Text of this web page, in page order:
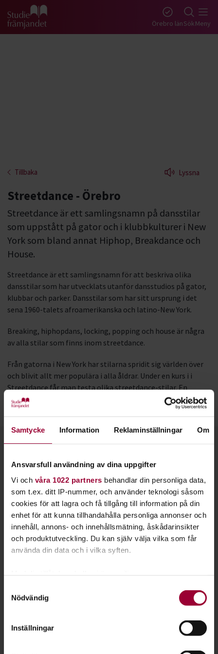
Samtycke Information Reklaminställningar Om
Ansvarsfull användning av dina uppgifter
Vi och våra 1022 partners behandlar din personliga data,
som t.ex. ditt IP-nummer, och använder teknologi såsom
cookies för att lagra och få tillgång till information på din
enhet för att kunna tillhandahålla personliga annonser och
innehåll, annons- och innehållsmätning, åskådarinsikter
och produktutveckling. Du kan själv välja vilka som får
använda din data och i vilka syften.
som kan ha en noggrannhet på upp till flera meter
Nödvändig
Inställningar
Gå till studiefrämjandets startsida Örebro länSökMeny
Tillbaka Lyssna
Streetdance - Örebro
Streetdance är ett samlingsnamn på dansstilar
som uppstått på gator och i klubbkulturer i New
York som bland annat Hiphop, Breakdance och
House.
Streetdance är ett samlingsnamn för att beskriva olika
dansstilar som har utvecklats utanför dansstudios på gator,
klubbar och parker. Dansstilar som har sitt ursprung i det
sena 1960-talets afroamerikanska och latino-New York.
Breaking, hiphopdans, locking, popping och house är några
av alla stilar som finns inom streetdance.
Från gatorna i New York har stilarna spridit sig världen över
och blivit allt mer populära i alla åldrar. Under en kurs i i
Streetdance får man testa olika streetdance-stilar. En
lektion kan innehålla allt ifrån freestyle till koreografi och
tekniska övningar.
Kontakt
Verksamhetsutvecklare